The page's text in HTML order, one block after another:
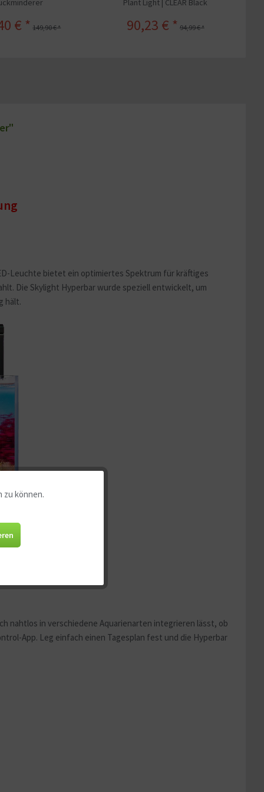
€ * 149,90 € *
Plant Light | CLEAR Black
90,23 € * 94,99 € *
Leuchte bietet ein optimiertes Spektrum für kräftiges
Die Skylight Hyperbar wurde speziell entwickelt, um
hält.
nahtlos in verschiedene Aquarienarten integrieren lässt, ob
App. Leg einfach einen Tagesplan fest und die Hyperbar
Aktiv
Aktiv
zu können.